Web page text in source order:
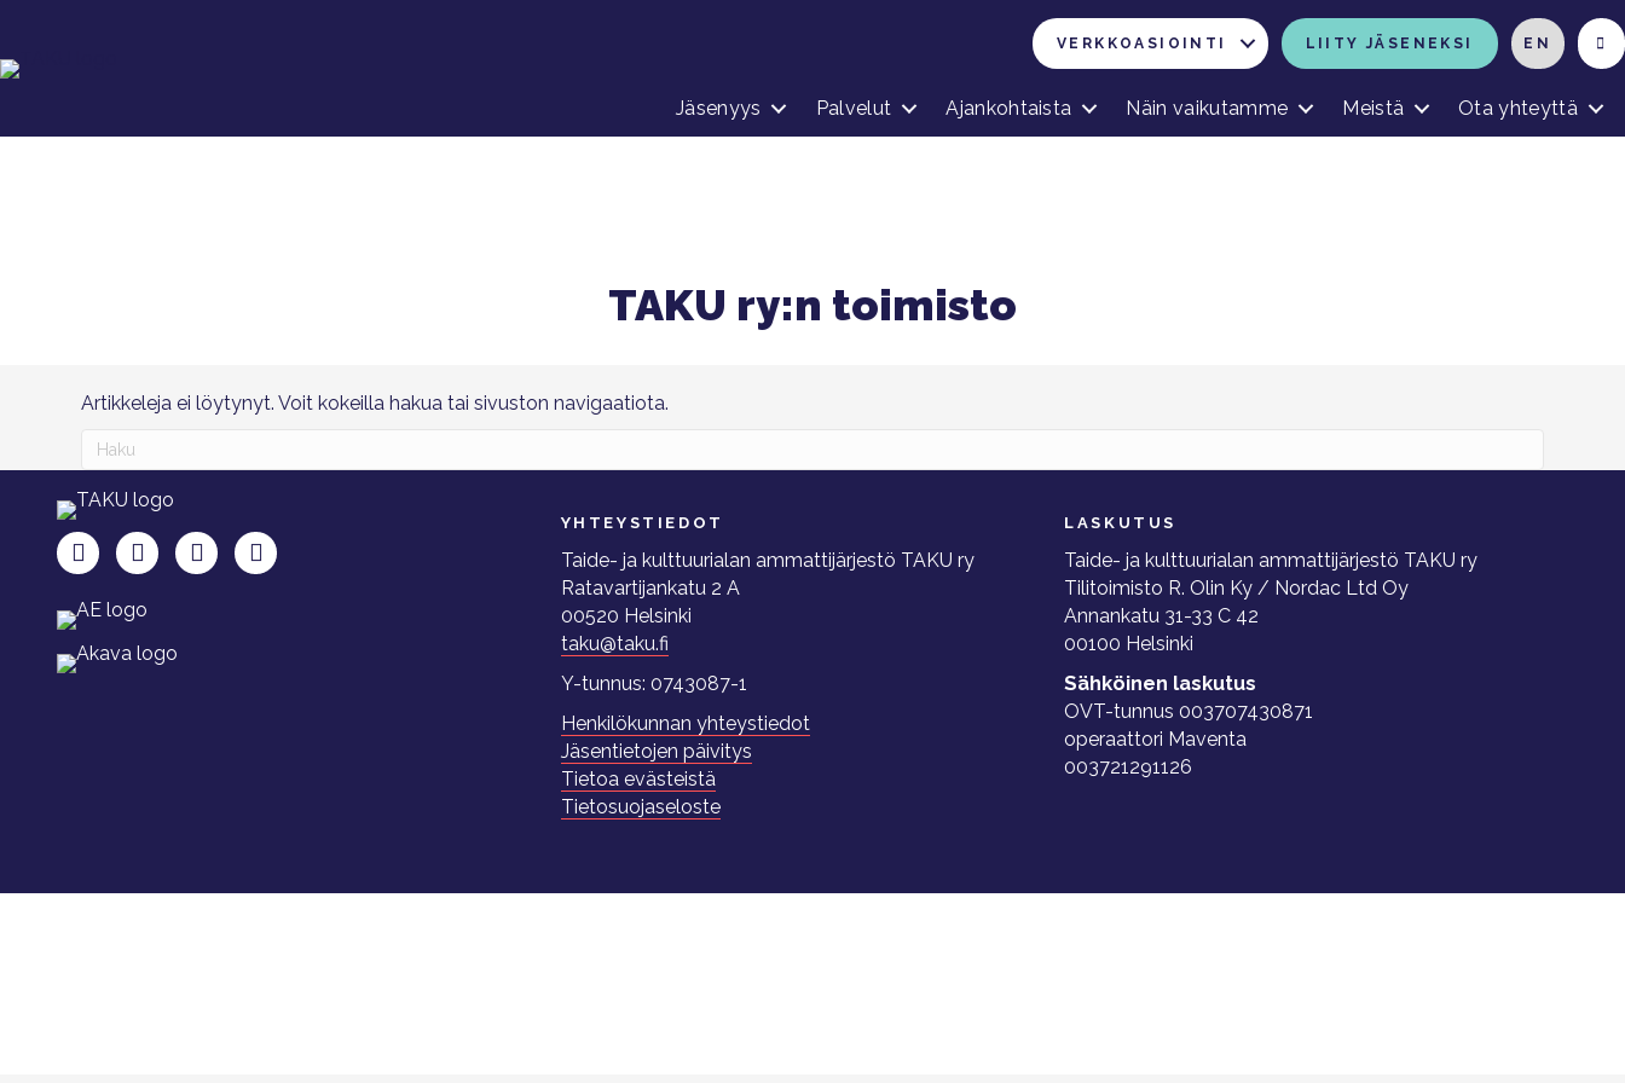
VERKKOASIOINTI LIITY JÄSENEKSI EN
Jäsenyys Palvelut Ajankohtaista Näin vaikutamme Meistä Ota yhteyttä
TAKU ry:n toimisto
Artikkeleja ei löytynyt. Voit kokeilla hakua tai sivuston navigaatiota.
TAKU Facebookissa
TAKU Twitterissä
TAKU Instagramissa
TAKU LinkedInissä
YHTEYSTIEDOT
Taide- ja kulttuurialan ammattijärjestö TAKU ry
Ratavartijankatu 2 A
00520 Helsinki
taku@taku.fi
Y-tunnus: 0743087-1
Henkilökunnan yhteystiedot
Jäsentietojen päivitys
Tietoa evästeistä
Tietosuojaseloste
LASKUTUS
Taide- ja kulttuurialan ammattijärjestö TAKU ry
Tilitoimisto R. Olin Ky / Nordac Ltd Oy
Annankatu 31-33 C 42
00100 Helsinki
Sähköinen laskutus
OVT-tunnus 003707430871
operaattori Maventa
003721291126